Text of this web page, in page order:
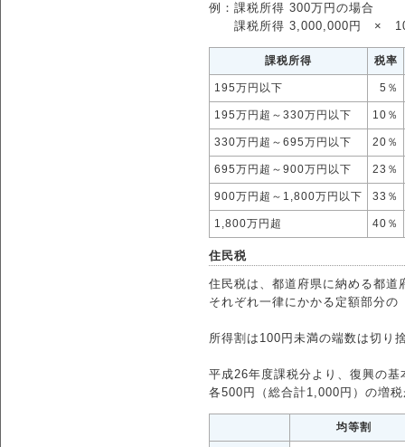
例：課税所得 300万円の場合
課税所得 3,000,000円 ×
課税所得 税率
195万円以下 5％
195万円超～330万円以下 10％
330万円超～695万円以下 20％
695万円超～900万円以下 23％
900万円超～1,800万円以下 33％
1,800万円超 40％
住民税
住民税は、都道府県に納める都
それぞれ一律にかかる定額部分
所得割は100円未満の端数は切り
平成26年度課税分より、復興の
各500円（総合計1,000円）の増
均等割